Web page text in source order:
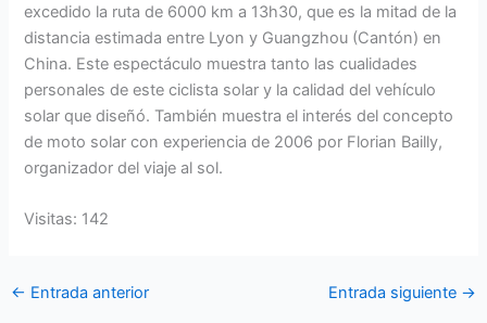
excedido la ruta de 6000 km a 13h30, que es la mitad de la
distancia estimada entre Lyon y Guangzhou (Cantón) en
China. Este espectáculo muestra tanto las cualidades
personales de este ciclista solar y la calidad del vehículo
solar que diseñó. También muestra el interés del concepto
de moto solar con experiencia de 2006 por Florian Bailly,
organizador del viaje al sol.
Visitas: 142
← Entrada anterior Entrada siguiente →